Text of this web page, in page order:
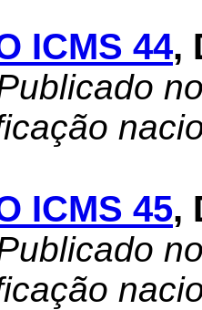
ICMS 44,
ICMS 45,